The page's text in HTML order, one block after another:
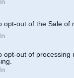
opt-out of the Sale of
opt-out of processing